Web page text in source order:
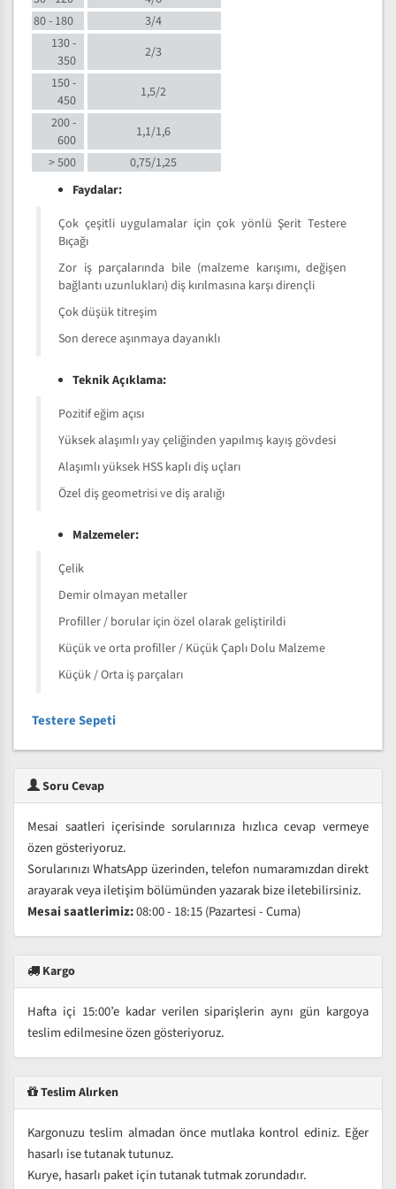
80 - 180
3/4
130 -
350
2/3
150 -
450
1,5/2
200 -
600
1,1/1,6
> 500
0,75/1,25
Faydalar:
Çok çeşitli uygulamalar için çok yönlü Şerit Testere
Bıçağı
Zor iş parçalarında bile (malzeme karışımı, değişen
bağlantı uzunlukları) diş kırılmasına karşı dirençli
Çok düşük titreşim
Son derece aşınmaya dayanıklı
Teknik Açıklama:
Pozitif eğim açısı
Yüksek alaşımlı yay çeliğinden yapılmış kayış gövdesi
Alaşımlı yüksek HSS kaplı diş uçları
Özel diş geometrisi ve diş aralığı
Malzemeler:
Çelik
Demir olmayan metaller
Profiller / borular için özel olarak geliştirildi
Küçük ve orta profiller / Küçük Çaplı Dolu Malzeme
Küçük / Orta iş parçaları
Testere Sepeti
Soru Cevap
Mesai saatleri içerisinde sorularınıza hızlıca cevap vermeye
özen gösteriyoruz.
Sorularınızı WhatsApp üzerinden, telefon numaramızdan direkt
arayarak veya iletişim bölümünden yazarak bize iletebilirsiniz.
Mesai saatlerimiz:08:00 - 18:15 (Pazartesi - Cuma)
Kargo
Hafta içi 15:00’e kadar verilen siparişlerin aynı gün kargoya
teslim edilmesine özen gösteriyoruz.
Teslim Alırken
Kargonuzu teslim almadan önce mutlaka kontrol ediniz. Eğer
hasarlı ise tutanak tutunuz.
Kurye, hasarlı paket için tutanak tutmak zorundadır.